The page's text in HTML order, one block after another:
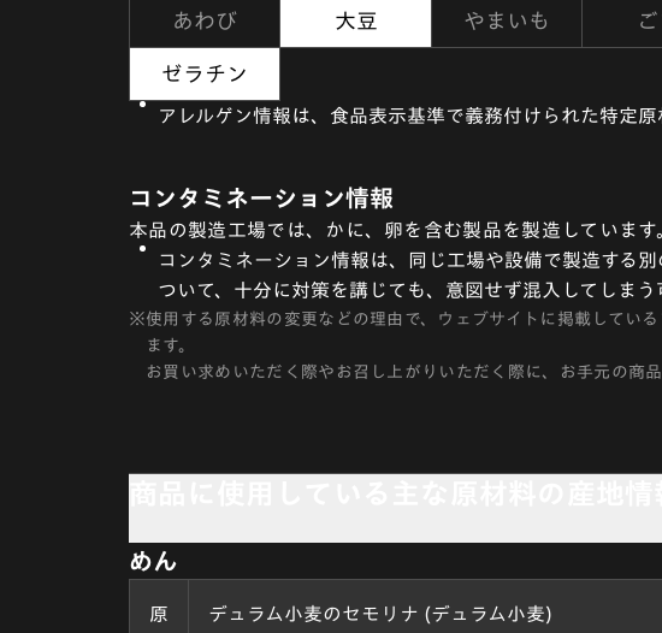
あわび 大豆 やまいも ご
ゼラチン
アレルゲン情報は、食品表示基準で義務付けられた特定
コンタミネーション情報
本品の製造工場では、かに、卵を含む製品を製造しています
コンタミネーション情報は、同じ工場や設備で製造する
ついて、十分に対策を講じても、意図せず混入してしまう
※使用する原材料の変更などの理由で、ウェブサイトに掲載してい
ます。
お買い求めいただく際やお召し上がりいただく際に、お手元の商
めん
原
デュラム小麦のセモリナ (デュラム小麦)